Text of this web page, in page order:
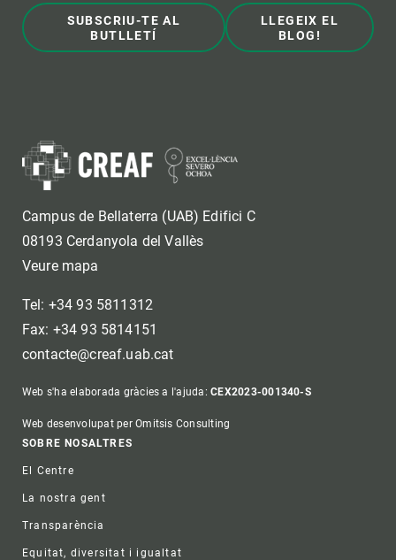
SUBSCRIU-TE AL
BUTLLETÍ
LLEGEIX EL
BLOG!
Campus de Bellaterra (UAB) Edifici C
08193 Cerdanyola del Vallès
Veure mapa
Tel: +34 93 5811312
Fax: +34 93 5814151
contacte@creaf.uab.cat
Web s'ha elaborada gràcies a l'ajuda:CEX2023-001340-S
Web desenvolupat per Omitsis Consulting
Footer
SOBRE NOSALTRES
El Centre
La nostra gent
Transparència
Equitat, diversitat i igualtat